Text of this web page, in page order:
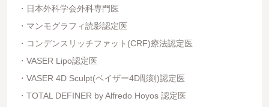
日本外科学会外科専門医
マンモグラフィ読影認定医
コンデンスリッチファット(CRF)療法認定医
VASER Lipo認定医
VASER 4D Sculpt(ベイザー4D彫刻)認定医
TOTAL DEFINER by Alfredo Hoyos 認定医